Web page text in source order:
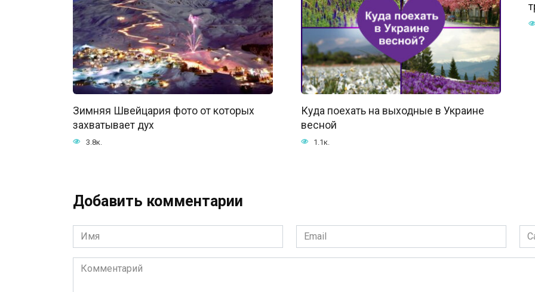
Зимняя Швейцария фото от которых
захватывает дух
3.8к.
Куда поехать на выходные в Украине
весной
1.1к.
Добавить комментарии
Имя
*
Email
*
Сайт
Комментарий